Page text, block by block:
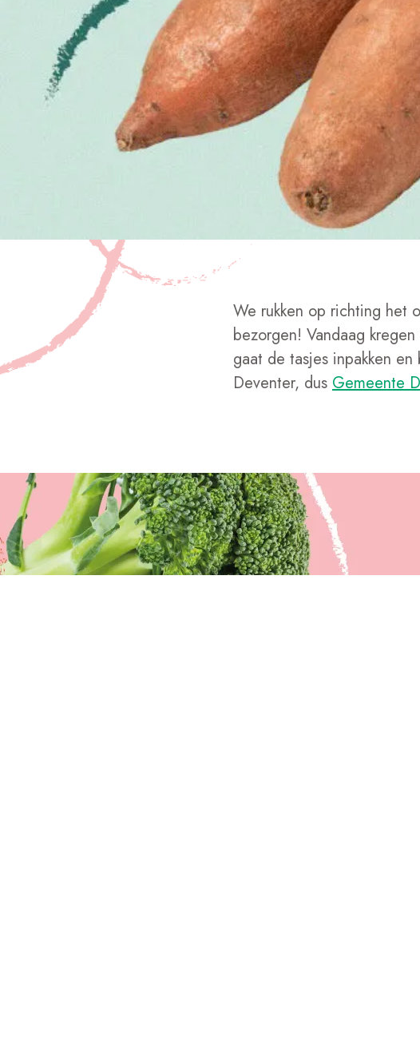
We rukken op richting het
bezorgen! Vandaag
gaat de tasjes inpakken
Deventer, dus Gemeente